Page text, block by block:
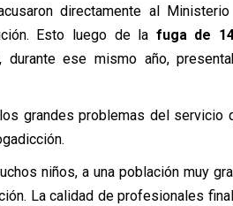
directamente al
Esto luego de la fuga de
ese mismo año,
grandes problemas del servicio
niños, a una población muy
La calidad de profesionales